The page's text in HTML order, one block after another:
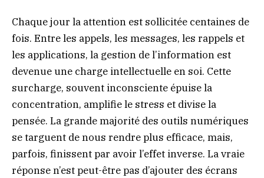
Chaque jour la attention est sollicitée centaines de
fois. Entre les appels, les messages, les rappels et
les applications, la gestion de l’information est
devenue une charge intellectuelle en soi. Cette
surcharge, souvent inconsciente épuise la
concentration, amplifie le stress et divise la
pensée. La grande majorité des outils numériques
se targuent de nous rendre plus efficace, mais,
parfois, finissent par avoir l’effet inverse. La vraie
réponse n’est peut-être pas d’ajouter des écrans